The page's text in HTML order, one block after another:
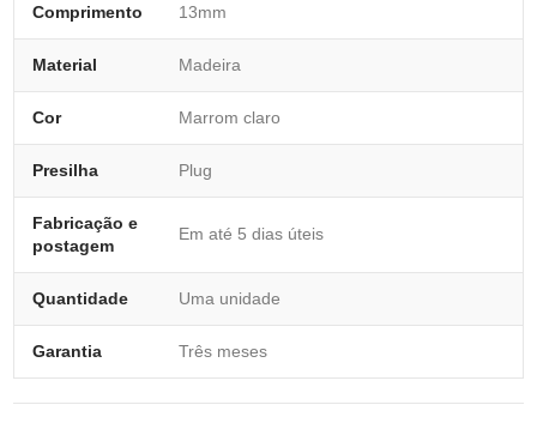
Comprimento 13mm
Material Madeira
Cor Marrom claro
Presilha Plug
Fabricação e
postagem
Em até 5 dias úteis
Quantidade Uma unidade
Garantia Três meses